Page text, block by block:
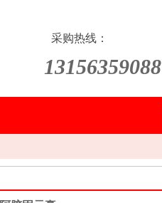
采购热线：
13156359088